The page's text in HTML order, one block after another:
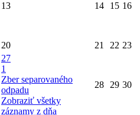
13 14 15 16
20 21 22 23
27
1
Zber separovaného
odpadu
Zobraziť všetky
záznamy z dňa
28 29 30